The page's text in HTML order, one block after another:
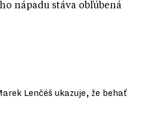
nápadu stáva obľúbená